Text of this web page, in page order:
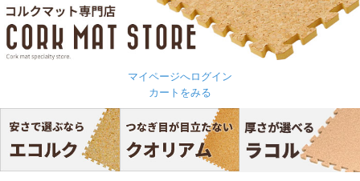
マイページへログイン
カートをみる